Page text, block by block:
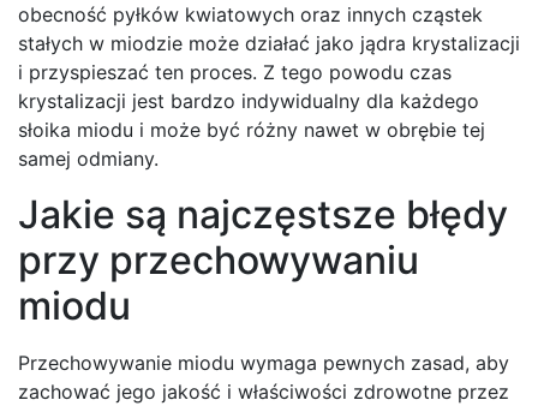
obecność pyłków kwiatowych oraz innych cząstek
stałych w miodzie może działać jako jądra krystalizacji
i przyspieszać ten proces. Z tego powodu czas
krystalizacji jest bardzo indywidualny dla każdego
słoika miodu i może być różny nawet w obrębie tej
samej odmiany.
Jakie są najczęstsze błędy
przy przechowywaniu
miodu
Przechowywanie miodu wymaga pewnych zasad, aby
zachować jego jakość i właściwości zdrowotne przez